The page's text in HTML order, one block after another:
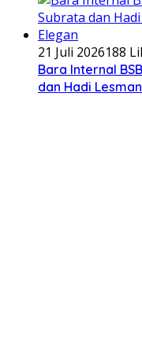
21 Juli 2026188
Bara Internal
dan Hadi